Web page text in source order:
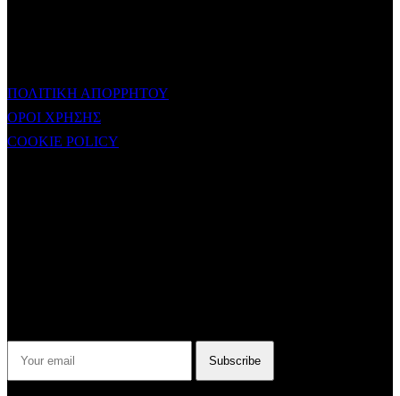
ΠΟΛΙΤΙΚΗ ΑΠΟΡΡΗΤΟΥ
ΟΡΟΙ ΧΡΗΣΗΣ
COOKIE POLICY